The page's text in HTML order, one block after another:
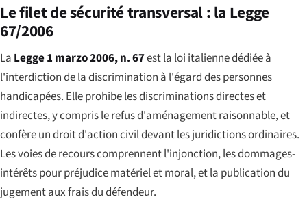
Le filet de sécurité transversal : la Legge
67/2006
La Legge 1 marzo 2006, n. 67est la loi italienne dédiée à
l'interdiction de la discrimination à l'égard des personnes
handicapées. Elle prohibe les discriminations directes et
indirectes, y compris le refus d'aménagement raisonnable, et
confère un droit d'action civil devant les juridictions ordinaires.
Les voies de recours comprennent l'injonction, les dommages-
intérêts pour préjudice matériel et moral, et la publication du
jugement aux frais du défendeur.